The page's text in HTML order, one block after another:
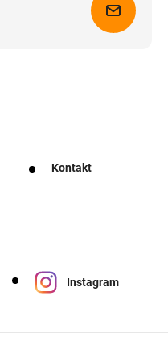
erhalten
Kontakt
Instagram